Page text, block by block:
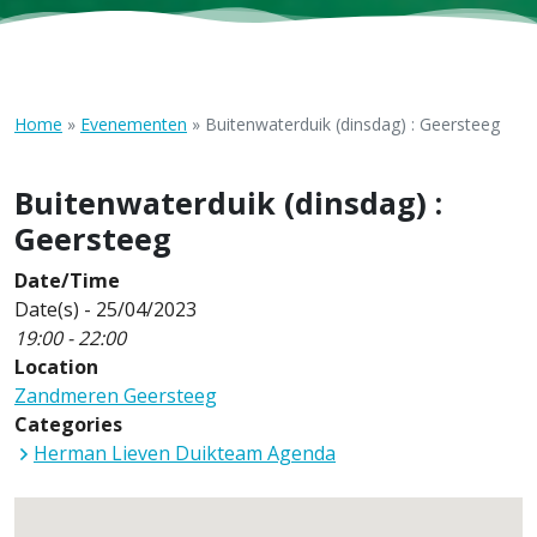
Home » Evenementen » Buitenwaterduik (dinsdag) : Geersteeg
Buitenwaterduik (dinsdag) :
Geersteeg
Date/Time
Date(s) - 25/04/2023
19:00 - 22:00
Location
Zandmeren Geersteeg
Categories
Herman Lieven Duikteam Agenda